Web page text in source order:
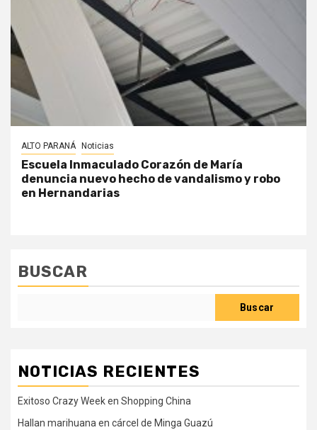
ALTO PARANÁ Noticias
Escuela Inmaculado Corazón de María
denuncia nuevo hecho de vandalismo y robo
en Hernandarias
BUSCAR
Buscar
NOTICIAS RECIENTES
Exitoso Crazy Week en Shopping China
Hallan marihuana en cárcel de Minga Guazú